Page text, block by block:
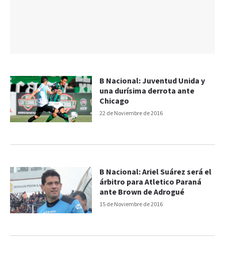
22 de Noviembre de 2016
B Nacional: Juventud Unida y
una durísima derrota ante
Chicago
15 de Noviembre de 2016
B Nacional: Ariel Suárez será el
árbitro para Atletico Paraná
ante Brown de Adrogué